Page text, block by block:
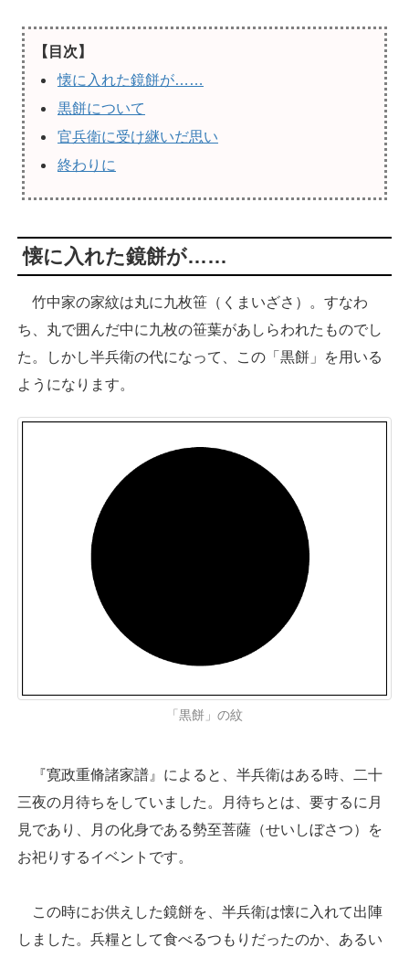
【目次】
懐に入れた鏡餅が……
黒餅について
官兵衛に受け継いだ思い
終わりに
懐に入れた鏡餅が……
竹中家の家紋は丸に九枚笹（くまいざさ）。すなわ
ち、丸で囲んだ中に九枚の笹葉があしらわれたものでし
た。しかし半兵衛の代になって、この「黒餅」を用いる
ようになります。
「黒餅」の紋
『寛政重脩諸家譜』によると、半兵衛はある時、二十
三夜の月待ちをしていました。月待ちとは、要するに月
見であり、月の化身である勢至菩薩（せいしぼさつ）を
お祀りするイベントです。
この時にお供えした鏡餅を、半兵衛は懐に入れて出陣
しました。兵糧として食べるつもりだったのか、あるい